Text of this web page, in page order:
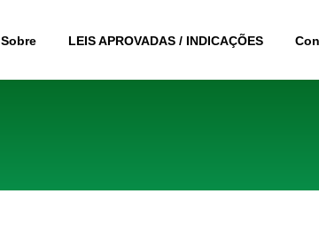
Sobre LEIS APROVADAS / INDICAÇÕES